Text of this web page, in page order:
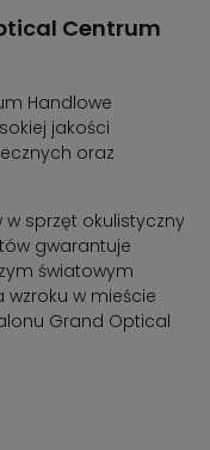
Centrum
Handlowe
jakości
oraz
sprzęt okulistyczny
gwarantuje
światowym
wzroku w mieście
Grand Optical